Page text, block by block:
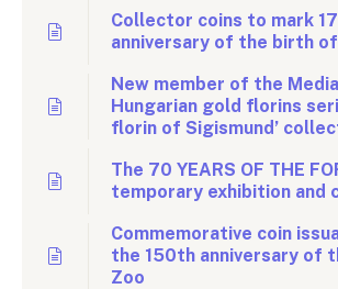
Collector coins to mark
anniversary of the birth
New member of the
Hungarian gold florins
florin of Sigismund’
The 70 YEARS OF THE
temporary exhibition and
Commemorative coin
the 150th anniversary of
Zoo